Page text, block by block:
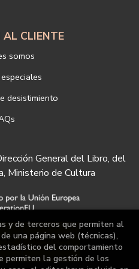
CLIENTE
somos
desistimiento
General del Libro, del
Ministerio de Cultura
y de terceros que permiten al
una página web (técnicas),
del comportamiento
permiten la gestión de los